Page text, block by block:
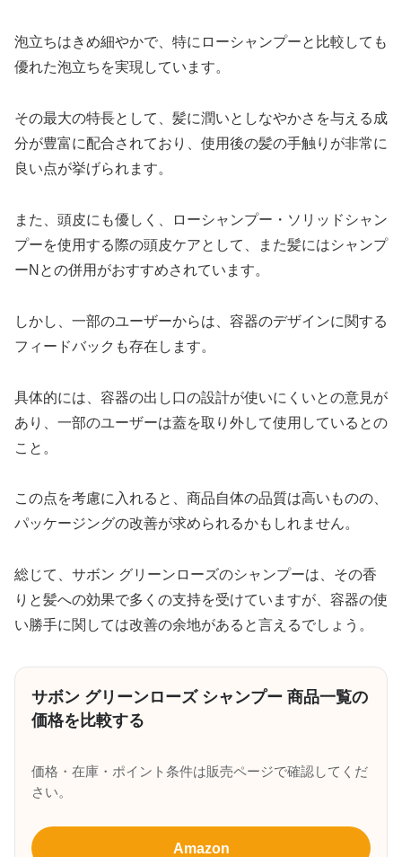
泡立ちはきめ細やかで、特にローシャンプーと比較しても
優れた泡立ちを実現しています。
その最大の特長として、髪に潤いとしなやかさを与える成
分が豊富に配合されており、使用後の髪の手触りが非常に
良い点が挙げられます。
また、頭皮にも優しく、ローシャンプー・ソリッドシャン
プーを使用する際の頭皮ケアとして、また髪にはシャンプ
ーNとの併用がおすすめされています。
しかし、一部のユーザーからは、容器のデザインに関する
フィードバックも存在します。
具体的には、容器の出し口の設計が使いにくいとの意見が
あり、一部のユーザーは蓋を取り外して使用しているとの
こと。
この点を考慮に入れると、商品自体の品質は高いものの、
パッケージングの改善が求められるかもしれません。
総じて、サボン グリーンローズのシャンプーは、その香
りと髪への効果で多くの支持を受けていますが、容器の使
い勝手に関しては改善の余地があると言えるでしょう。
サボン グリーンローズ シャンプー 商品一覧の
価格を比較する
価格・在庫・ポイント条件は販売ページで確認してくだ
さい。
Amazon